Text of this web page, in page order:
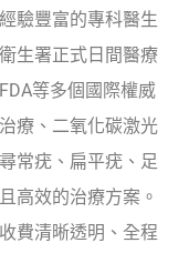
驗豐富的專科醫生
生署正式日間醫療
等多個國際權威
療、二氧化碳激光
常疣、扁平疣、足
高效的治療方案。
費清晰透明、全程